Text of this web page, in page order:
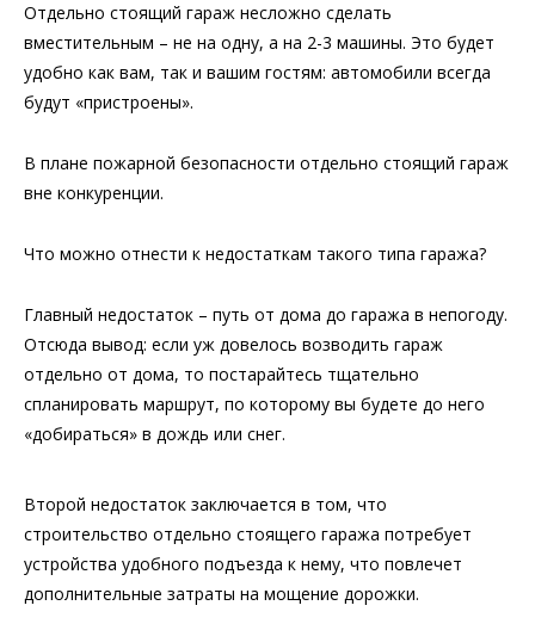
Отдельно стоящий гараж несложно сделать
вместительным – не на одну, а на 2-3 машины. Это будет
удобно как вам, так и вашим гостям: автомобили всегда
будут «пристроены».
В плане пожарной безопасности отдельно стоящий гараж
вне конкуренции.
Что можно отнести к недостаткам такого типа гаража?
Главный недостаток – путь от дома до гаража в непогоду.
Отсюда вывод: если уж довелось возводить гараж
отдельно от дома, то постарайтесь тщательно
спланировать маршрут, по которому вы будете до него
«добираться» в дождь или снег.
Второй недостаток заключается в том, что
строительство отдельно стоящего гаража потребует
устройства удобного подъезда к нему, что повлечет
дополнительные затраты на мощение дорожки.